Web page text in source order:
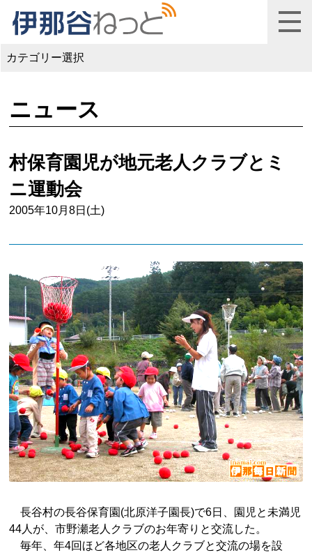
カテゴリー選択
ニュース
村保育園児が地元老人クラブとミ
ニ運動会
2005年10月8日(土)
長谷村の長谷保育園(北原洋子園長)で6日、園児と未満児
44人が、市野瀬老人クラブのお年寄りと交流した。
毎年、年4回ほど各地区の老人クラブと交流の場を設